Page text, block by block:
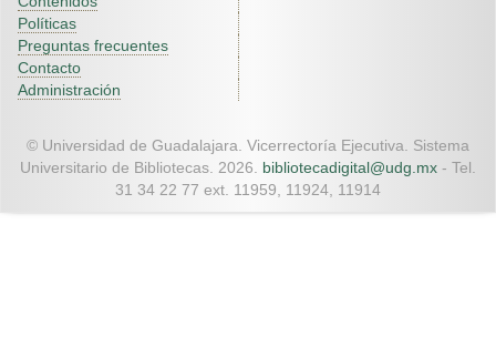
Políticas
Preguntas frecuentes
Contacto
Administración
© Universidad de Guadalajara. Vicerrectoría Ejecutiva. Sistema
Universitario de Bibliotecas. 2026. bibliotecadigital@udg.mx - Tel.
31 34 22 77 ext. 11959, 11924, 11914